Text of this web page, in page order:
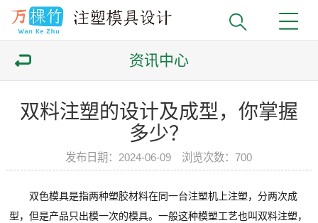
资讯中心
双料注塑的设计及成型，你掌握
多少？
发布日期：2024-06-09 浏览次数：700
双色模具是指两种塑胶材料在同一台注塑机上注塑，分两次成
型，但是产品只出模一次的模具。一般这种模塑工艺也叫双料注塑，